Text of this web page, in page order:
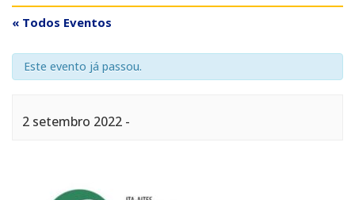
« Todos Eventos
Este evento já passou.
2 setembro 2022 -